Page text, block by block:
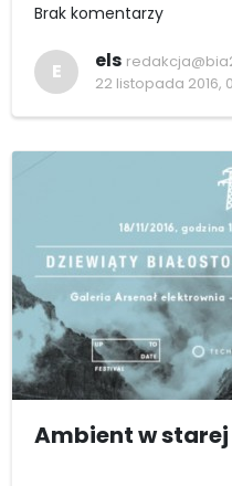
Brak komentarzy
E els
22 listopada 2016,
Ambient w